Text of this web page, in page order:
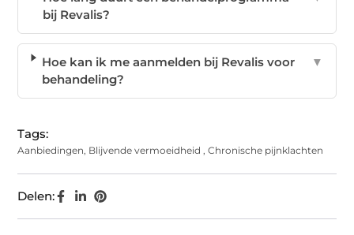
bij Revalis?
Hoe kan ik me aanmelden bij Revalis voor
behandeling?
▼
Tags:
Aanbiedingen, Blijvende vermoeidheid ,Chronische pijnklachten
Delen: